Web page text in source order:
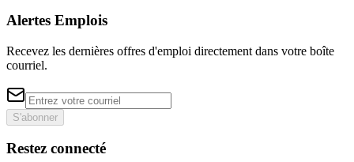
Alertes Emplois
Recevez les dernières offres d'emploi directement dans votre boîte
courriel.
S'abonner
Restez connecté